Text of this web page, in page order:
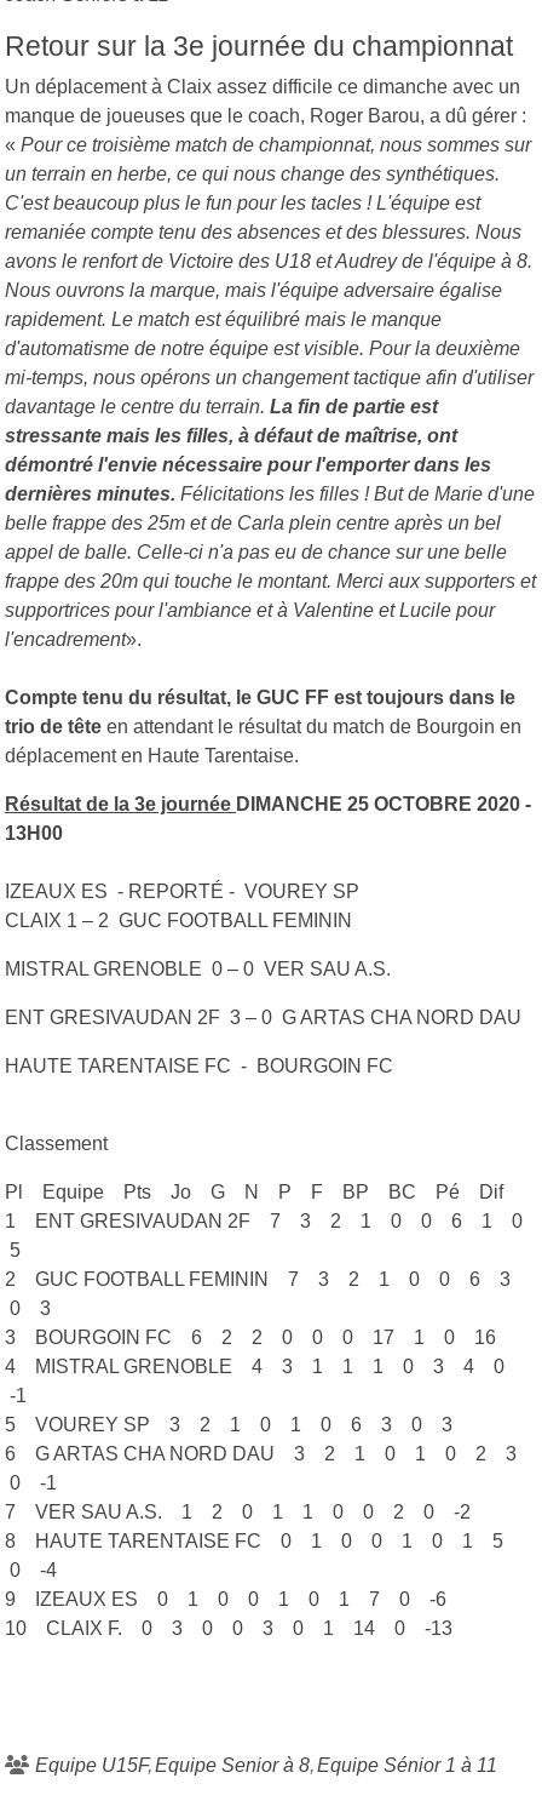
Retour sur la 3e journée du championnat
Un déplacement à Claix assez difficile ce dimanche avec un
manque de joueuses que le coach, Roger Barou, a dû gérer :
« Pour ce troisième match de championnat, nous sommes sur
un terrain en herbe, ce qui nous change des synthétiques.
C'est beaucoup plus le fun pour les tacles ! L'équipe est
remaniée compte tenu des absences et des blessures. Nous
avons le renfort de Victoire des U18 et Audrey de l'équipe à 8.
Nous ouvrons la marque, mais l'équipe adversaire égalise
rapidement. Le match est équilibré mais le manque
d'automatisme de notre équipe est visible. Pour la deuxième
mi-temps, nous opérons un changement tactique afin d'utiliser
davantage le centre du terrain. La fin de partie est
stressante mais les filles, à défaut de maîtrise, ont
démontré l'envie nécessaire pour l'emporter dans les
dernières minutes. Félicitations les filles ! But de Marie d'une
belle frappe des 25m et de Carla plein centre après un bel
appel de balle. Celle-ci n'a pas eu de chance sur une belle
frappe des 20m qui touche le montant. Merci aux supporters et
supportrices pour l'ambiance et à Valentine et Lucile pour
l'encadrement».
Compte tenu du résultat, le GUC FF est toujours dans le
trio de tête en attendant le résultat du match de Bourgoin en
déplacement en Haute Tarentaise.
Résultat de la 3e journée DIMANCHE 25 OCTOBRE 2020 -
13H00
IZEAUX ES - REPORTÉ - VOUREY SP
CLAIX 1 – 2 GUC FOOTBALL FEMININ
MISTRAL GRENOBLE 0 – 0 VER SAU A.S.
ENT GRESIVAUDAN 2F 3 – 0 G ARTAS CHA NORD DAU
HAUTE TARENTAISE FC - BOURGOIN FC
Classement
Pl Equipe Pts Jo G N P F BP BC Pé Dif
1 ENT GRESIVAUDAN 2F 7 3 2 1 0 0 6 1 0
5
2 GUC FOOTBALL FEMININ 7 3 2 1 0 0 6 3
0 3
3 BOURGOIN FC 6 2 2 0 0 0 17 1 0 16
4 MISTRAL GRENOBLE 4 3 1 1 1 0 3 4 0
-1
5 VOUREY SP 3 2 1 0 1 0 6 3 0 3
6 G ARTAS CHA NORD DAU 3 2 1 0 1 0 2 3
0 -1
7 VER SAU A.S. 1 2 0 1 1 0 0 2 0 -2
8 HAUTE TARENTAISE FC 0 1 0 0 1 0 1 5
0 -4
9 IZEAUX ES 0 1 0 0 1 0 1 7 0 -6
10 CLAIX F. 0 3 0 0 3 0 1 14 0 -13
Equipe U15F Equipe Senior à 8 Equipe Sénior 1 à 11